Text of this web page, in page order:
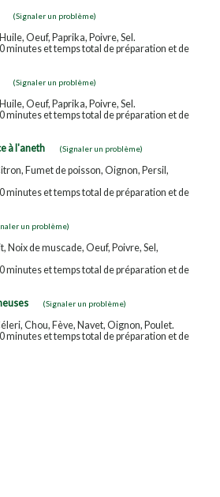
(Signaler un problème)
Oeuf, Paprika, Poivre, Sel.
minutes et temps total de préparation et de
(Signaler un problème)
Oeuf, Paprika, Poivre, Sel.
minutes et temps total de préparation et de
à l'aneth
(Signaler un problème)
Fumet de poisson, Oignon, Persil,
minutes et temps total de préparation et de
un problème)
Noix de muscade, Oeuf, Poivre, Sel,
minutes et temps total de préparation et de
(Signaler un problème)
Chou, Fève, Navet, Oignon, Poulet.
minutes et temps total de préparation et de